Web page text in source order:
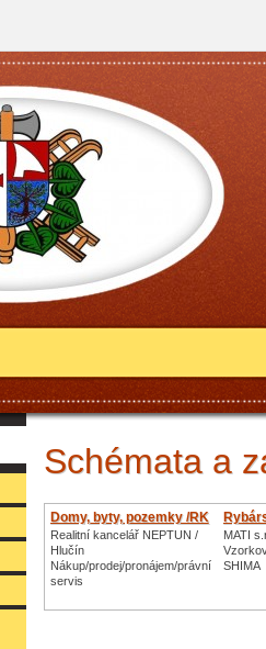
Schémata a
Domy, byty, pozemky /RK
Realitní kancelář NEPTUN /
Hlučín
Nákup/prodej/pronájem/právní
servis
MATI
SHIMA